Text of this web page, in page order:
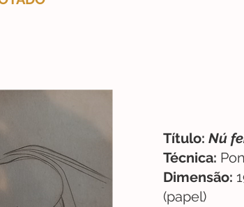
Título: Nú
Técnica:
Dimensão:
(papel)